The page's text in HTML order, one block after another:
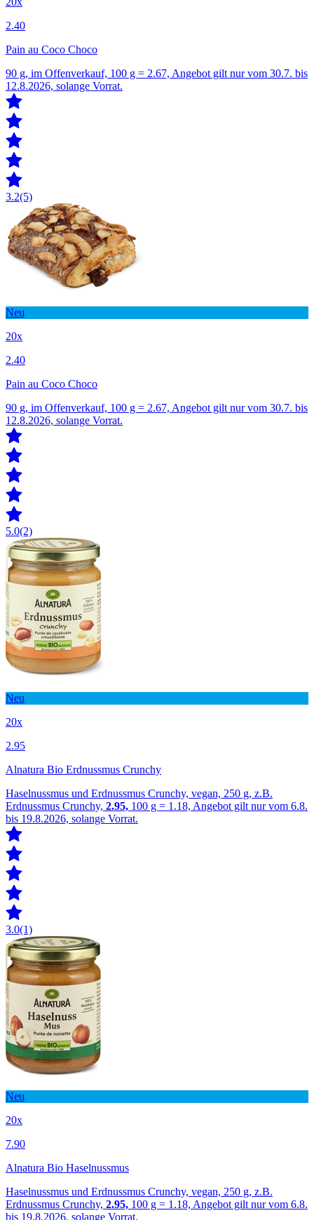
2.40
Pain au Coco Choco
90 g, im Offenverkauf, 100 g = 2.67, Angebot gilt nur vom 30.7. bis
12.8.2026, solange Vorrat.
3.2(5)
Neu
20x
2.40
Pain au Coco Choco
90 g, im Offenverkauf, 100 g = 2.67, Angebot gilt nur vom 30.7. bis
12.8.2026, solange Vorrat.
5.0(2)
Neu
20x
2.95
Alnatura Bio Erdnussmus Crunchy
Haselnussmus und Erdnussmus Crunchy, vegan, 250 g, z.B.
Erdnussmus Crunchy, 2.95, 100 g = 1.18, Angebot gilt nur vom 6.8.
bis 19.8.2026, solange Vorrat.
3.0(1)
Neu
20x
7.90
Alnatura Bio Haselnussmus
Haselnussmus und Erdnussmus Crunchy, vegan, 250 g, z.B.
Erdnussmus Crunchy, 2.95, 100 g = 1.18, Angebot gilt nur vom 6.8.
bis 19.8.2026, solange Vorrat.